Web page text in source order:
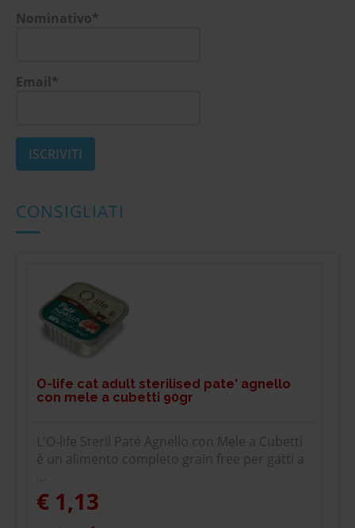
Nominativo*
Email*
CONSIGLIATI
O-life cat adult sterilised pate' agnello
con mele a cubetti 90gr
L'O-life Steril Paté Agnello con Mele a Cubetti
è un alimento completo grain free per gatti a
...
€ 1,13